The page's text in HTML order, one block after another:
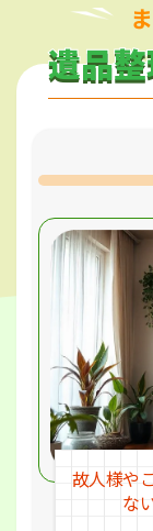
遺品
遺品
故人様や
な